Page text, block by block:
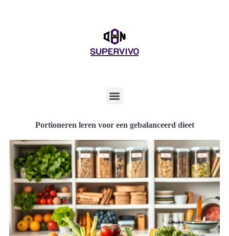
Portioneren leren voor een gebalanceerd dieet